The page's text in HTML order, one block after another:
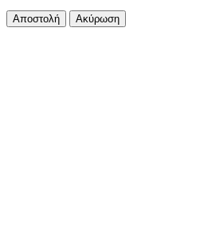
Αποστολή Ακύρωση